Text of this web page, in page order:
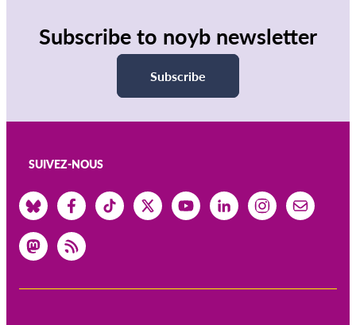
Subscribe to noyb newsletter
Subscribe
SUIVEZ-NOUS